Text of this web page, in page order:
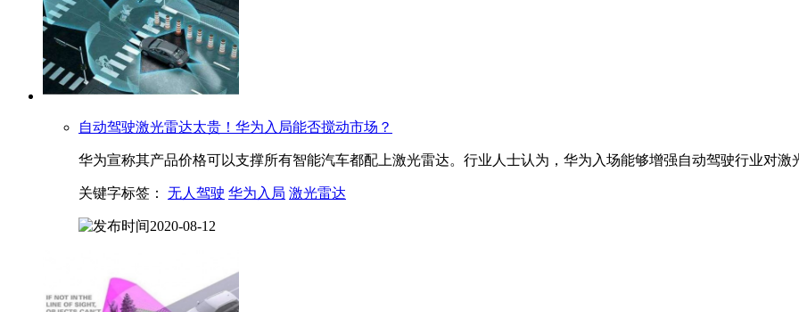
自动驾驶激光雷达太贵！华为入局能否搅动市场？
华为宣称其产品价格可以支撑所有智能汽车都配上激光雷达。行业人士认为，华为入场能够增强自动驾驶行业对激
关键字标签： 无人驾驶 华为入局 激光雷达
2020-08-12